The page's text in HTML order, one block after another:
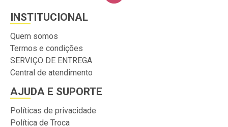
INSTITUCIONAL
Quem somos
Termos e condições
SERVIÇO DE ENTREGA
Central de atendimento
AJUDA E SUPORTE
Políticas de privacidade
Política de Troca